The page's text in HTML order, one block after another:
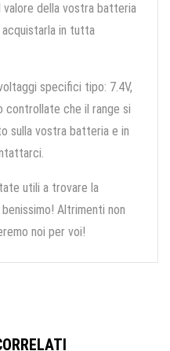
della vostra batteria
in tutta
specifici tipo: 7.4V,
controllate che il range si
sulla vostra batteria e in
utili a trovare la
Altrimenti non
noi per voi!